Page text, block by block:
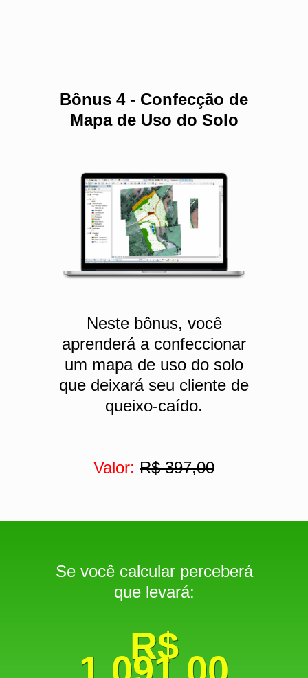
Bônus 4 - Confecção de
Mapa de Uso do Solo
Neste bônus, você
aprenderá a confeccionar
um mapa de uso do solo
que deixará seu cliente de
queixo-caído.
Valor: R$ 397,00
Se você calcular perceberá
que levará:
R$